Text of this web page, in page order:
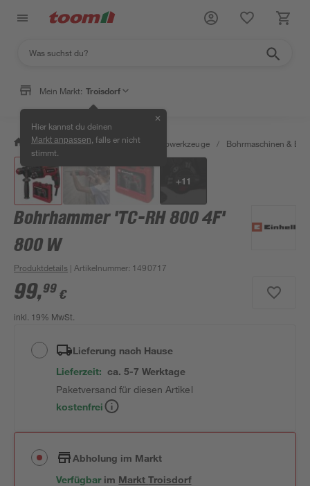
Mein Markt: Troisdorf
Hier kannst du deinen
Markt anpassen , falls er nicht
stimmt.
✕
/ Werkstatt & Maschinen / Elektrowerkzeuge / Bohrmaschinen &
+11
Bohrhammer 'TC-RH 800 4F'
800 W
Produktdetails | Artikelnummer: 1490717
99,99 €
inkl. 19% MwSt.
Lieferung nach Hause
Lieferzeit: ca. 5-7 Werktage
Paketversand für diesen Artikel
kostenfrei
Abholung im Markt
Verfügbar im MarktTroisdorf